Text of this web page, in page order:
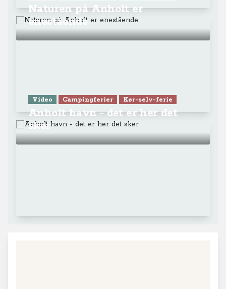
Naturen på Anholt er
enestående
Video Campingferier Kør-selv-ferie
Anholt havn - det er her det
sker